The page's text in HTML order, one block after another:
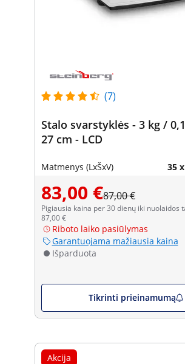
(7)
Stalo svarstyklės - 3 kg /
27 cm - LCD
Matmenys (LxŠxV) 35
83,00 €87,00 €
Pigiausia kaina per 30 dienų iki nuolaidos
87,00 €
Riboto laiko pasiūlymas
Garantuojama mažiausia kaina
Išparduota
Tikrinti prieinamumą
Akcija